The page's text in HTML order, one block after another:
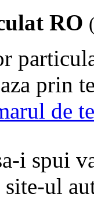
RO
prin
de
i spui
site-ul